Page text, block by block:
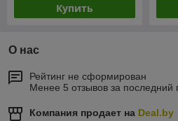
Купить
О нас
Рейтинг не сформирован
Менее 5 отзывов за последний
Компания продает на Deal.by